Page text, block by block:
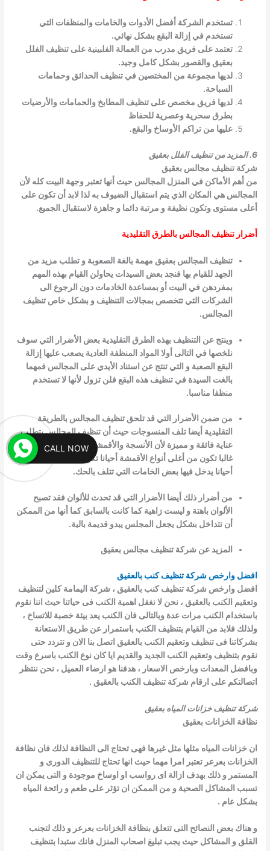
تستخدم الشركة أفضل الأدوات والخامات والمنظفات التي
تستخدم في إزالة البقع بشكل نهائي.
تعتمد على فريق مدرب من العمالة الفلبينية على تنظيف الفلل
بعقيق والقصور بشكل كامل وجيد.
لديها مجموعة من المختصين في تنظيف الحدائق وحمامات
السباحة.
لديها فريق مخصص على تنظيف المطابخ والحمامات والأرضيات
بطرق سحرية وعصرية للحفاظ
عليها من تراكم الأوساخ والبقع.
6. المزيد من تنظيف الفلل بعقيق
شركة تنظيف مجالس بعقيق
من أهم الأماكن في المنزل المجالس حيث أنها تعتبر وجهة البيت كله لأن
المجالس هي المكان الذي يتم استقبال الضيوف به لذا لابد أن تكون على
أعلى مستوىوتكون نظيفة و مرتبة دائما و جاهزة لاستقبال الجميع.
أضرار تنظيف المجالس بالطرق التقليدية
تنظيف المجالس بعقيق مهمة بالغة الصعوبة و تطلب مزيد من
الجهد للقيام بها فنجد بعض السيدات يحاولن القيام بهذه المهم
بمفردهن في البيت أو بمساعدة الخادمات دون الرجوع الى
الشركات التي تتخصص بمجالات التنظيف و بشكل خاص تنظيف
المجالس.
وينتج عن التنظيف بهذه الطرق التقليدية بعض الأضرار التي سوف
نلخصها في التالى أولا المواد المنظفة العادية يصعب عليها إزالة
البقع الصعبة و التيتنتج عن استناد الأيدي على المجالس فمهما
بالغت السيدة في تنظيف هذه البقع فلن تزول لأنها لا تستخدم
منظفا مناسبا.
من ضمن الأضرار التي قد تلحق تنظيف المجالس بالطريقة
التقليدية أيضا تلف المنسوجات حيث أن تنظيف المجالس يتطلب
عناية فائقة و مميزة لأن الأنسجةوالأقمشة التي تغطى المجالس
غالبا تكون من أغلى أنواع الأقمشة أحيانا تكون حريرية الصنع و
أحيانا يدخل فيها بعض الخامات التي تتلف بالحك.
من أضرار ذلك أيضا الأضرار التي قد تحدث للألوان فقد تصبح
الألوان باهتة و ليست زاهية كما كانت بالسابق كما أنها من الممكن
أن تتداخل بشكل يجعل المجلس يبدو قديمة بالية.
المزيد عن شركة تنظيف مجالس بعقيق
افضل وارخص شركة تنظيف كنب بالعقيق
افضل وارخص شركة تنظيف كنب بالعقيق ، شركة اليمامة كلين لتنظيف
وتعقيم الكنب بالعقيق ، نحن لا نغفل اهمية الكنب فى حياتنا حيث اننا نقوم
باستخدام الكنب مرات عدة وبالتالى فان الكنب يعد بيئة خصبة للاتساخ ،
ولذلك فلابد من القيام بتنظيف الكنب باستمرار عن طريق الاستعانة
بشركاتنا فى تنظيف وتعقيم الكنب بالعقيق اتصل بنا الان و تتردد حتى
نقوم بتنظيف وتعقيم الكنب الجديد والقديم ايا كان نوع الكنب باسرع وقت
وبافضل المعدات وبارخص الاسعار ، هدفنا هو ارضاء العميل ، نحن ننتظر
اتصالتكم على ارقام شركة تنظيف الكنب بالعقيق .
شركة تنظيف خزانات المياه بعقيق
نظافة الخزانات بعقيق
ان خزانات المياه مثلها مثل غيرها فهى تحتاج الى النظافة لذلك فان نظافة
الخزانات بعرعر تعتبر امرا مهما حيث انها تحتاج للتنظيف الدورى و
المستمر وذلك بهدف ازالة اى رواسب او اوساخ موجودة و التى يمكن ان
تسبب المشاكل الصحية و من الممكن ان تؤثر على طعم و رائحة المياه
بشكل عام .
و هناك بعض النصائح التى تتعلق بنظافة الخزانات بعرعر و ذلك لتجنب
القلق و المشاكل حيث يجب تبليغ اصحاب المنزل فانك ستبدا بتنظيف
CALL NOW